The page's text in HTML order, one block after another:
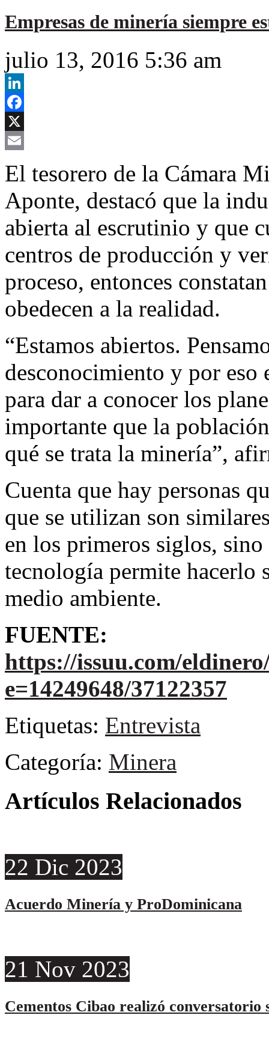
Empresas de minería siempre
julio 13, 2016 5:36 am
LinkedIn
Facebook
X
El tesorero de la Cámara
Aponte, destacó que la
abierta al escrutinio y que
centros de producción y
proceso, entonces
obedecen a la realidad.
“Estamos abiertos.
desconocimiento y por eso
para dar a conocer los
importante que la
qué se trata la minería”,
Cuenta que hay personas
que se utilizan son
en los primeros siglos,
tecnología permite hacerlo
medio ambiente.
FUENTE:
https://issuu.com/
e=14249648/37122357
Etiquetas: Entrevista
Categoría: Minera
Artículos Relacionados
22 Dic 2023
Acuerdo Minería y ProDominicana
21 Nov 2023
Cementos Cibao realizó conversatorio